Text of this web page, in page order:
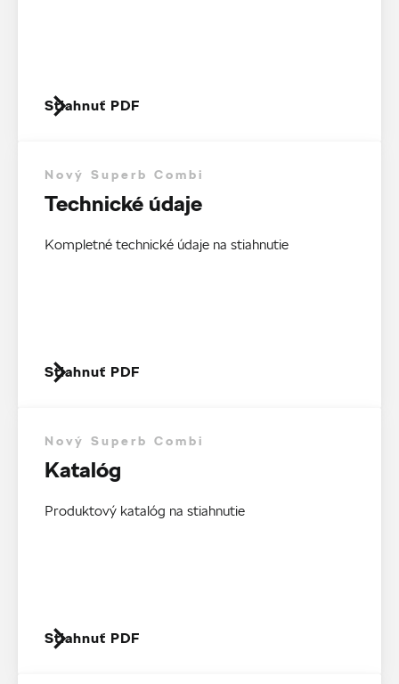
Stiahnuť PDF
Nový Superb Combi
Technické údaje
Kompletné technické údaje na stiahnutie
Stiahnuť PDF
Nový Superb Combi
Katalóg
Produktový katalóg na stiahnutie
Stiahnuť PDF